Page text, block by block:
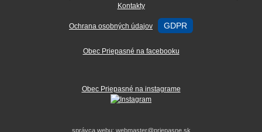
Kontakty
Ochrana osobných údajov GDPR
Obec Priepasné na facebooku
Obec Priepasné na instagrame
správca webu: webmaster@priepasne.sk